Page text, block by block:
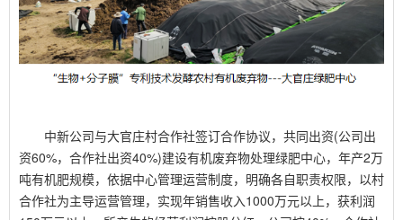
中新公司与大官庄村合作社签订合作协议，共同出资(公司出
资60%，合作社出资40%)建设有机废弃物处理绿肥中心，年产2万
吨有机肥规模，依据中心管理运营制度，明确各自职责权限，以村
合作社为主导运营管理，实现年销售收入1000万元以上，获利润